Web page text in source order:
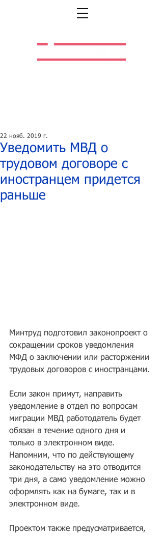
Уведомить МВД о
трудовом договоре с
иностранцем придется
раньше
22 нояб. 2019 г.
Минтруд подготовил законопроект о
сокращении сроков уведомления
МФД о заключении или расторжении
трудовых договоров с иностранцами.
Если закон примут, направить
уведомление в отдел по вопросам
миграции МВД работодатель будет
обязан в течение одного дня и
только в электронном виде.
Напомним, что по действующему
законодательству на это отводится
три дня, а само уведомление можно
оформлять как на бумаге, так и в
электронном виде.
Проектом также предусматривается,